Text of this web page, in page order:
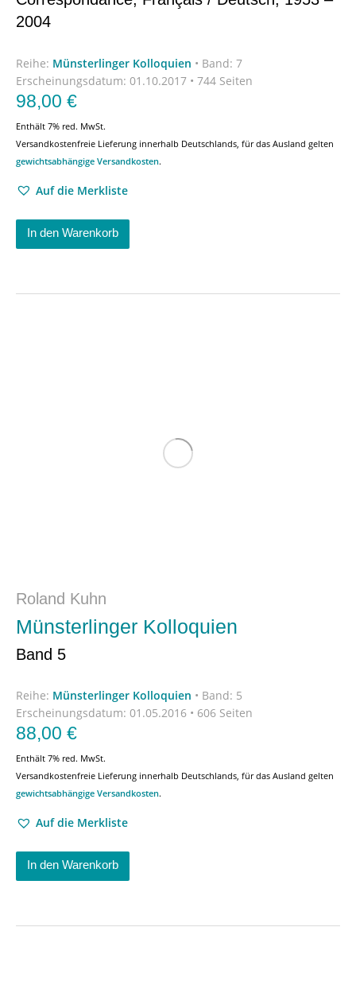
2004
Reihe: Münsterlinger Kolloquien • Band: 7
Erscheinungsdatum: 01.10.2017 • 744 Seiten
98,00 €
Enthält 7% red. MwSt.
Versandkostenfreie Lieferung innerhalb Deutschlands, für das Ausland gelten
gewichtsabhängige Versandkosten.
Auf die Merkliste
In den Warenkorb
Roland Kuhn
Münsterlinger Kolloquien
Band 5
Reihe: Münsterlinger Kolloquien • Band: 5
Erscheinungsdatum: 01.05.2016 • 606 Seiten
88,00 €
Enthält 7% red. MwSt.
Versandkostenfreie Lieferung innerhalb Deutschlands, für das Ausland gelten
gewichtsabhängige Versandkosten.
Auf die Merkliste
In den Warenkorb